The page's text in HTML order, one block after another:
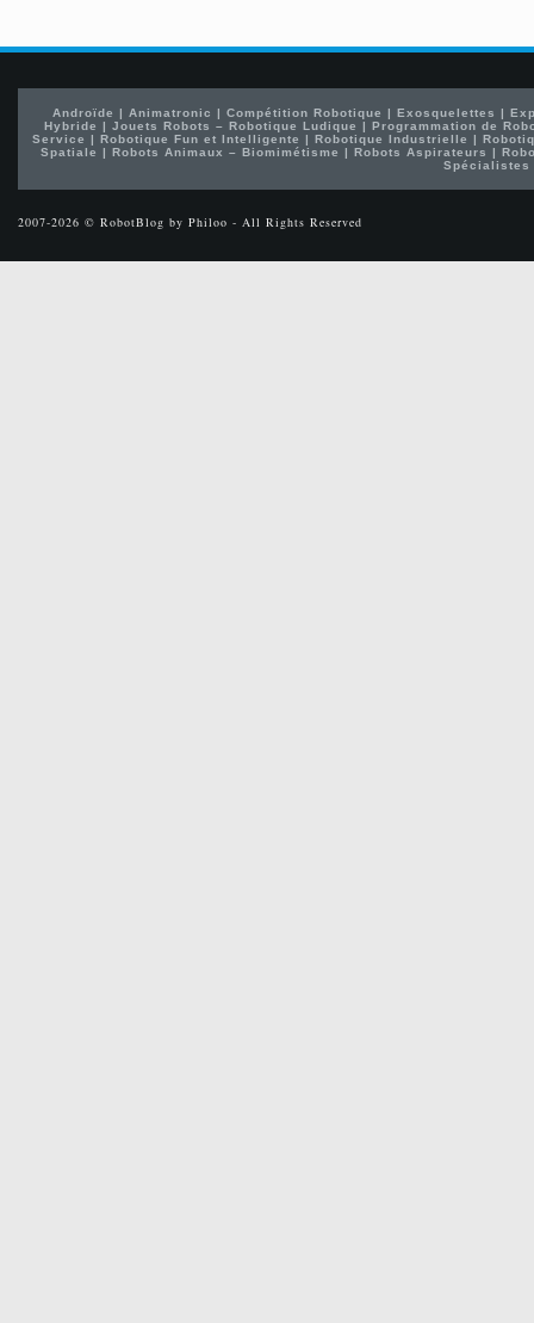
Androïde | Animatronic | Compétition Robotique | Exosquelettes |
Hybride |Jouets Robots – Robotique Ludique |Programmation de
Service | Robotique Fun et Intelligente | Robotique Industrielle |
Spatiale | Robots Animaux – Biomimétisme | Robots Aspirateurs |
Spécialistes
2007-2026 © RobotBlog by Philoo - All Rights Reserved